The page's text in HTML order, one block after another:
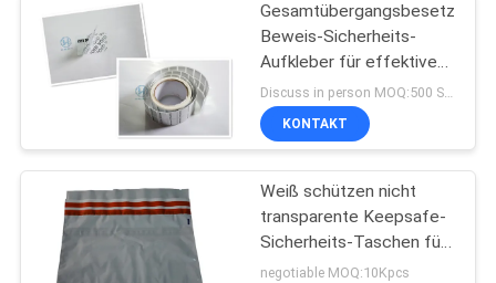
Selbstklebende
Sicherheits-
Aufkleber
24
Gesamtübergangsbesetzer-
Beweis-Sicherheits-
Aufkleber für effektive
Kasten-Ecken-Dichtung
KONTAKT
Weiß schützen nicht
transparente Keepsafe-
Sicherheits-Taschen für
Wertsachen
negotiable MOQ:10Kpcs